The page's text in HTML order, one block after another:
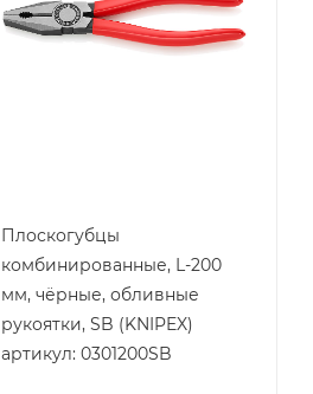
Плоскогубцы
комбинированные, L-200
мм, чёрные, обливные
рукоятки, SB (KNIPEX)
артикул: 0301200SB